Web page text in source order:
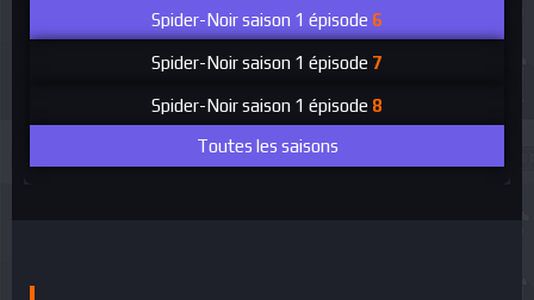
Spider-Noirsaison 1 épisode 6
Spider-Noirsaison 1 épisode 7
Spider-Noirsaison 1 épisode 8
Toutes les saisons